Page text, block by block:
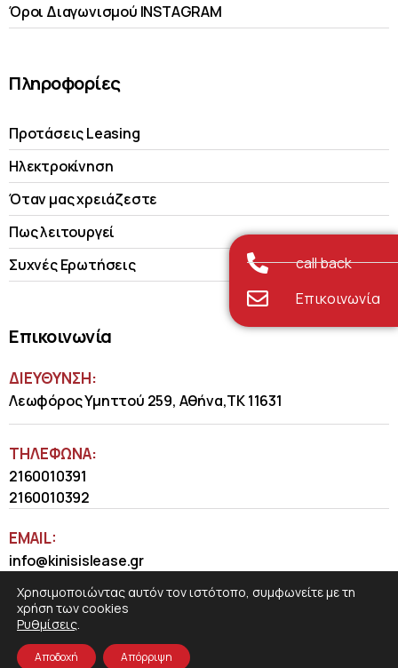
Όροι Διαγωνισμού INSTAGRAM
Πληροφορίες
Προτάσεις Leasing
Ηλεκτροκίνηση
Όταν μας χρειάζεστε
Πως λειτουργεί
Συχνές Ερωτήσεις
Επικοινωνία
ΔΙΕΥΘΥΝΣΗ:
Λεωφόρος Υμηττού 259, Αθήνα,ΤΚ 11631
ΤΗΛΈΦΩΝΑ:
2160010391
2160010392
EMAIL:
info@kinisislease.gr
call back
Επικοινωνία
Χρησιμοποιώντας αυτόν τον ιστότοπο, συμφωνείτε με τη
χρήση των cookies
Ρυθμίσεις.
Αποδοχή Απόρριψη